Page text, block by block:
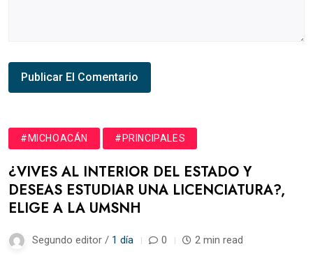
#MICHOACÁN #PRINCIPALES
¿VIVES AL INTERIOR DEL ESTADO Y
DESEAS ESTUDIAR UNA LICENCIATURA?,
ELIGE A LA UMSNH
Segundo editor / 1 día 0 2 min read